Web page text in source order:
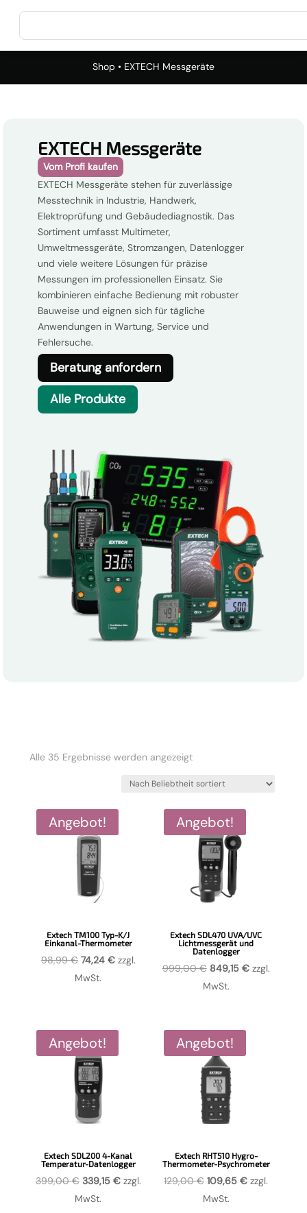
Shop • EXTECH Messgeräte
EXTECH Messgeräte
Vom Profi kaufen
EXTECH Messgeräte stehen für zuverlässige
Messtechnik in Industrie, Handwerk,
Elektroprüfung und Gebäudediagnostik. Das
Sortiment umfasst Multimeter,
Umweltmessgeräte, Stromzangen, Datenlogger
und viele weitere Lösungen für präzise
Messungen im professionellen Einsatz. Sie
kombinieren einfache Bedienung mit robuster
Bauweise und eignen sich für tägliche
Anwendungen in Wartung, Service und
Fehlersuche.
Beratung anfordern
Alle Produkte
Alle 35 Ergebnisse werden angezeigtNach
sortiert
Angebot!
Extech TM100 Typ-K/J
Einkanal-Thermometer
98,99€ Ursprünglicher
Preis
74,24 €Aktueller
zzgl.
MwSt.
Angebot!
Extech SDL470 UVA/UVC
Lichtmessgerät und
Datenlogger
999,00€ Ursprünglicher
Preis
849,15 €Aktueller
zzgl.
MwSt.
Angebot!
Extech SDL200 4-Kanal
Temperatur-Datenlogger
399,00€ Ursprünglicher
Preis
339,15 €Aktueller
zzgl.
MwSt.
Angebot!
Extech RHT510 Hygro-
Thermometer-Psychrometer
129,00€ Ursprünglicher
Preis
109,65€Aktueller
zzgl.
MwSt.